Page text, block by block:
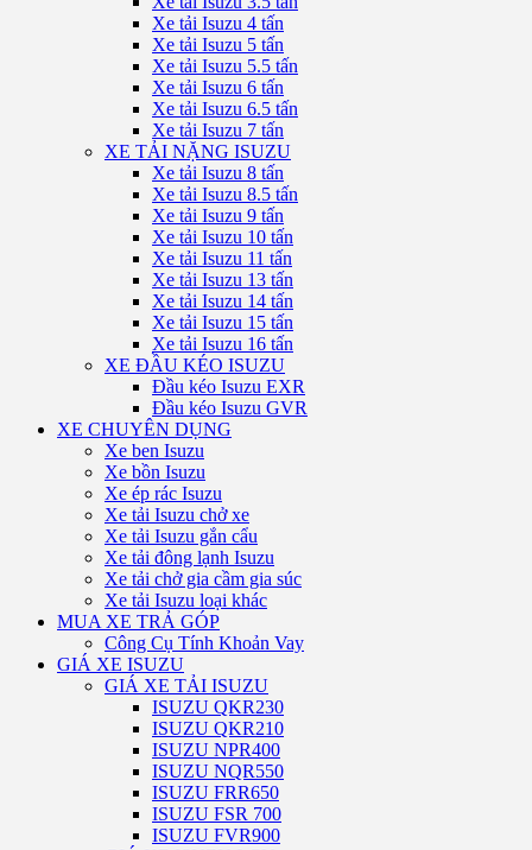
Xe tải Isuzu 4 tấn
Xe tải Isuzu 5 tấn
Xe tải Isuzu 5.5 tấn
Xe tải Isuzu 6 tấn
Xe tải Isuzu 6.5 tấn
Xe tải Isuzu 7 tấn
XE TẢI NẶNG ISUZU
Xe tải Isuzu 8 tấn
Xe tải Isuzu 8.5 tấn
Xe tải Isuzu 9 tấn
Xe tải Isuzu 10 tấn
Xe tải Isuzu 11 tấn
Xe tải Isuzu 13 tấn
Xe tải Isuzu 14 tấn
Xe tải Isuzu 15 tấn
Xe tải Isuzu 16 tấn
XE ĐẦU KÉO ISUZU
Đầu kéo Isuzu EXR
Đầu kéo Isuzu GVR
XE CHUYÊN DỤNG
Xe ben Isuzu
Xe bồn Isuzu
Xe ép rác Isuzu
Xe tải Isuzu chở xe
Xe tải Isuzu gắn cẩu
Xe tải đông lạnh Isuzu
Xe tải chở gia cầm gia súc
Xe tải Isuzu loại khác
MUA XE TRẢ GÓP
Công Cụ Tính Khoản Vay
GIÁ XE ISUZU
GIÁ XE TẢI ISUZU
ISUZU QKR230
ISUZU QKR210
ISUZU NPR400
ISUZU NQR550
ISUZU FRR650
ISUZU FSR 700
ISUZU FVR900